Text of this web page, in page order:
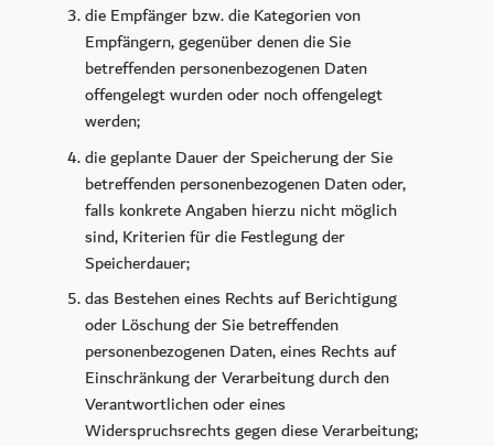
Tagungszentrum INSPIRA
die Empfänger bzw. die Kategorien von
Empfängern, gegenüber denen die Sie
betreffenden personenbezogenen Daten
offengelegt wurden oder noch offengelegt
werden;
die geplante Dauer der Speicherung der Sie
betreffenden personenbezogenen Daten oder,
falls konkrete Angaben hierzu nicht möglich
sind, Kriterien für die Festlegung der
Speicherdauer;
das Bestehen eines Rechts auf Berichtigung
oder Löschung der Sie betreffenden
personenbezogenen Daten, eines Rechts auf
Einschränkung der Verarbeitung durch den
Verantwortlichen oder eines
Widerspruchsrechts gegen diese Verarbeitung;